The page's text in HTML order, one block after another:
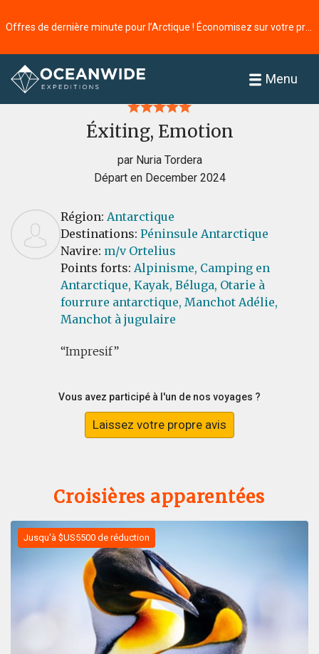
Menu
Accueil
Éxiting, Emotion
par Nuria Tordera
Départ en December 2024
Région: Antarctique
Destinations: Péninsule Antarctique
Navire: m/v Ortelius
Points forts: Alpinisme, Camping en
Antarctique, Kayak, Béluga, Otarie à
fourrure antarctique, Manchot Adélie,
Manchot à jugulaire
Impresif
Vous avez participé à l'un de nos voyages ?
Laissez votre propre avis
Croisières apparentées
Jusqu'à $US5500 de réduction